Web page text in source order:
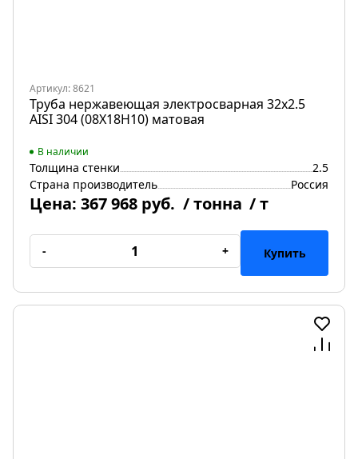
Артикул: 8621
Труба нержавеющая электросварная 32х2.5
AISI 304 (08Х18Н10) матовая
В наличии
Толщина стенки
2.5
Страна производитель
Россия
Цена: 367 968 руб. / тонна / т
- + Купить